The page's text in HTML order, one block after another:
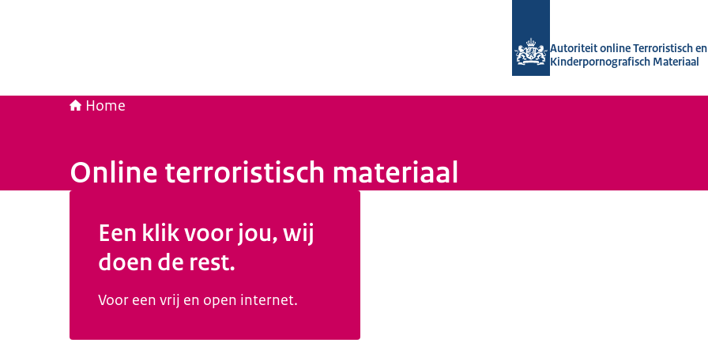
Autoriteit online Terroristisch en
Kinderpornografisch Materiaal
Home
Online terroristisch materiaal
Een klik voor jou, wij
doen de rest.
Voor een vrij en open internet.